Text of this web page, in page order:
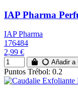
IAP Pharma
IAP Pharma
176484
2,99 €
Añadir a
Puntos Trébol: 0.2